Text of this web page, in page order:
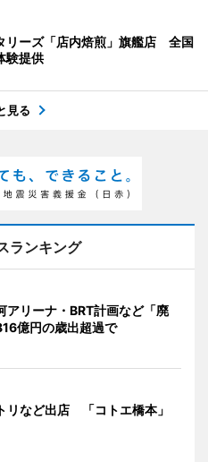
リーズ「店内焙煎」旗艦店 全国
験提供
見る
ランキング
アリーナ・BRT計画など「廃
億円の歳出超過で
リなど出店 「コトエ橋本」